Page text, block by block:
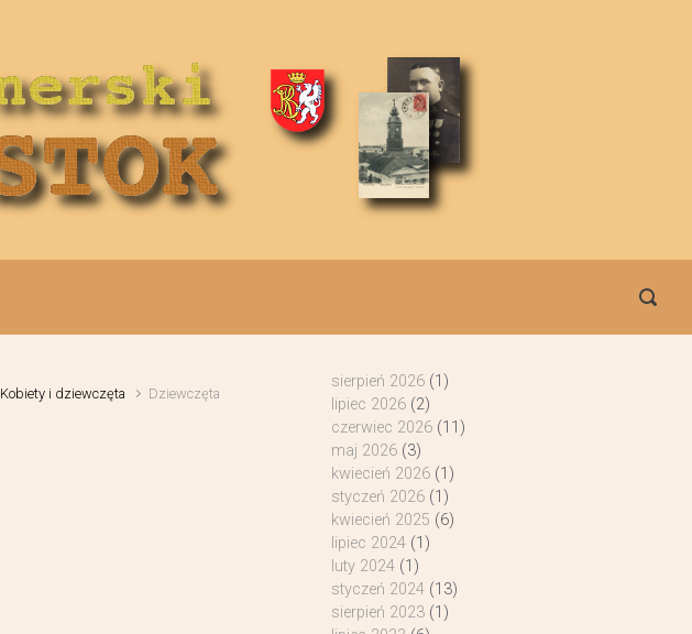
Kobiety i dziewczęta Dziewczęta
sierpień 2026(1)
lipiec 2026(2)
czerwiec 2026(11)
maj 2026(3)
kwiecień 2026(1)
styczeń 2026(1)
kwiecień 2025 (6)
lipiec 2024(1)
luty 2024(1)
styczeń 2024(13)
sierpień 2023(1)